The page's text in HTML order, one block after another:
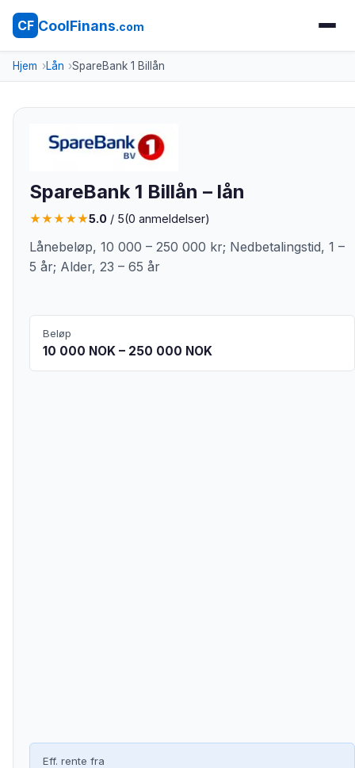
CF CoolFinans.com
Hjem Lån SpareBank 1 Billån
SpareBank 1 Billån – lån
★★★★★5.0 / 5(0 anmeldelser)
Lånebeløp, 10 000 – 250 000 kr; Nedbetalingstid, 1 –
5 år; Alder, 23 – 65 år
Beløp
10 000 NOK – 250 000 NOK
Eff. rente fra